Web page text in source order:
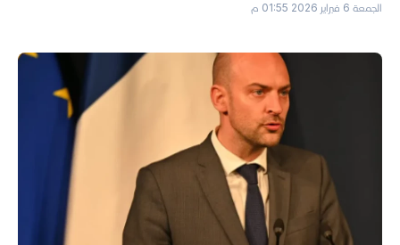
الجمعة 6 فبراير 2026 01:55 م